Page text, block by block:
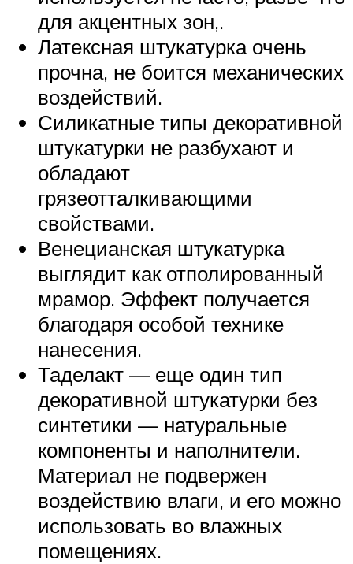
для акцентных зон,.
Латексная штукатурка очень
прочна, не боится механических
воздействий.
Силикатные типы декоративной
штукатурки не разбухают и
обладают
грязеотталкивающими
свойствами.
Венецианская штукатурка
выглядит как отполированный
мрамор. Эффект получается
благодаря особой технике
нанесения.
Таделакт — еще один тип
декоративной штукатурки без
синтетики — натуральные
компоненты и наполнители.
Материал не подвержен
воздействию влаги, и его можно
использовать во влажных
помещениях.